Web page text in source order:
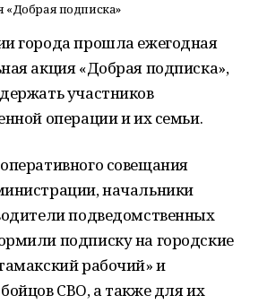
«Добрая подписка»
города прошла ежегодная
акция «Добрая подписка»,
участников
операции и их семьи.
совещания
начальники
подведомственных
подписку на городские
рабочий» и
СВО, а также для их